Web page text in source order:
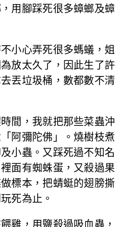
用腳踩死很多蟑螂及蟑
小心弄死很多螞蟻，姐
放太久了，因此生了許
丟垃圾桶，數都數不清
間，我就把那些菜蟲沖
阿彌陀佛」。燒樹枝煮
小蟲。又踩死過不知名
面有蜘蛛蛋，又殺過果
標本，把蜻蜓的翅膀撕
死為止。
雞，用鹽殺過吸血蟲，